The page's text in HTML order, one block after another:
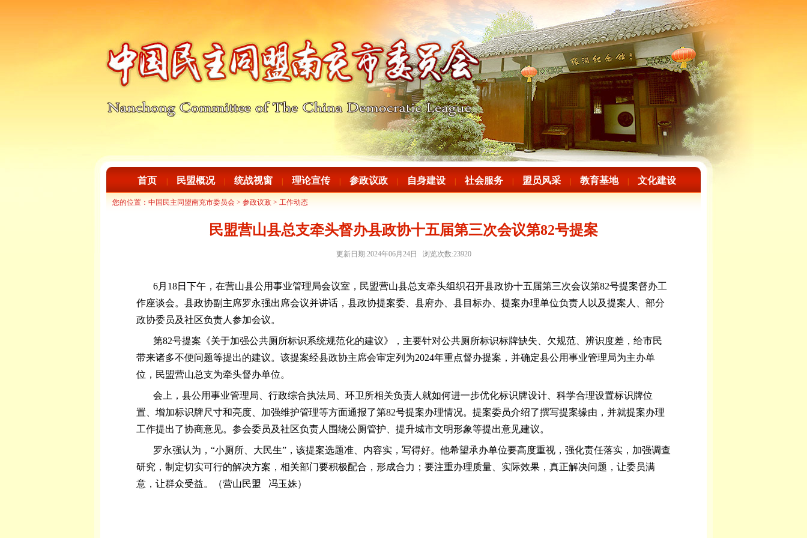
首页 民盟概况 统战视窗 理论宣传 参政议政 自身建设 社会服务 盟员风采 教育基地 文化建设
您的位置： 中国民主同盟南充市委员会 > 参政议政 > 工作动态
民盟营山县总支牵头督办县政协十五届第三次会议第82号提案
更新日期:2024年06月24日 浏览次数:23920
6月18日下午，在营山县公用事业管理局会议室，民盟营山县总支牵头组织召开县政协十五届第三次会议第82号提案督办工
作座谈会。县政协副主席罗永强出席会议并讲话，县政协提案委、县府办、县目标办、提案办理单位负责人以及提案人、部分
政协委员及社区负责人参加会议。
第82号提案《关于加强公共厕所标识系统规范化的建议》，主要针对公共厕所标识标牌缺失、欠规范、辨识度差，给市民
带来诸多不便问题等提出的建议。该提案经县政协主席会审定列为2024年重点督办提案，并确定县公用事业管理局为主办单
位，民盟营山总支为牵头督办单位。
会上，县公用事业管理局、行政综合执法局、环卫所相关负责人就如何进一步优化标识牌设计、科学合理设置标识牌位
置、增加标识牌尺寸和亮度、加强维护管理等方面通报了第82号提案办理情况。提案委员介绍了撰写提案缘由，并就提案办理
工作提出了协商意见。参会委员及社区负责人围绕公厕管护、提升城市文明形象等提出意见建议。
罗永强认为，“小厕所、大民生”，该提案选题准、内容实，写得好。他希望承办单位要高度重视，强化责任落实，加强调查
研究，制定切实可行的解决方案，相关部门要积极配合，形成合力；要注重办理质量、实际效果，真正解决问题，让委员满
意，让群众受益。（营山民盟 冯玉姝）